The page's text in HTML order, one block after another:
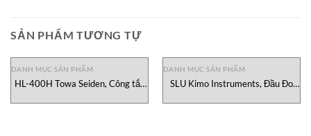
SẢN PHẨM TƯƠNG TỰ
DANH MỤC SẢN PHẨM
HL-400H Towa Seiden, Công tắc
Seiden Việt Nam
DANH MỤC SẢN PHẨM
SLU Kimo Instruments, Đầu Đo
Việt Nam